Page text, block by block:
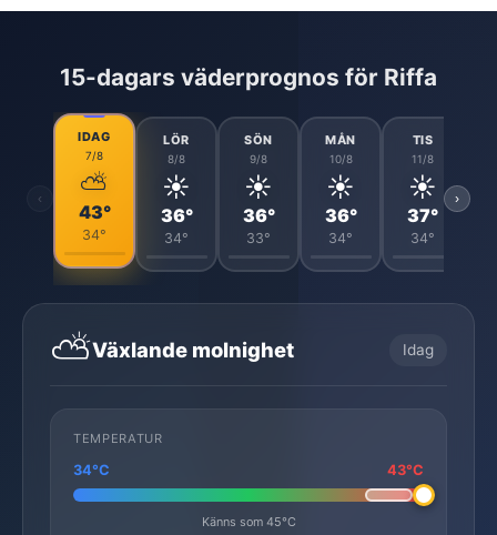
15-dagars väderprognos för Riffa
‹
IDAG
7/8
⛅
43°
34°
LÖR
8/8
☀️
36°
34°
SÖN
9/8
☀️
36°
33°
MÅN
10/8
☀️
36°
34°
TIS
11/8
☀️
37°
34°
›
⛅Växlande molnighet Idag
TEMPERATUR
34°C 43°C
Känns som 45°C